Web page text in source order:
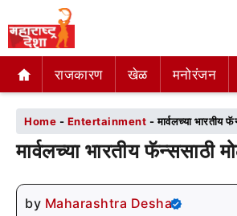
राजकारण खेळ मनोरंजन
राजकारण खेळ मनोरंजन
Home - Entertainment -मार्वलच्या भारतीय
मार्वलच्या भारतीय फॅन्ससाठी
by Maharashtra Desha